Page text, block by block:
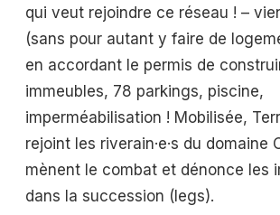
qui veut rejoindre ce réseau ! –
(sans pour autant y faire de
en accordant le permis de
immeubles, 78 parkings, piscine,
imperméabilisation ! Mobilisée,
rejoint les riverain·e·s du domaine
mènent le combat et dénonce les
dans la succession (legs).